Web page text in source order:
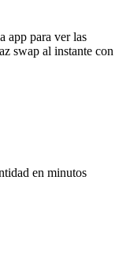
app para ver las
swap al instante con
en minutos